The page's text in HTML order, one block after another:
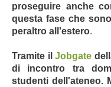
proseguire anche
questa fase che
peraltro all'estero.
Tramite ilJobgate
di incontro tra
studenti dell'ateneo.